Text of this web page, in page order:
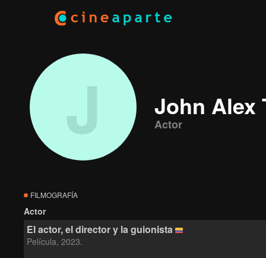
J John Alex
Actor
FILMOGRAFÍA
Actor
El actor, el director y la guionista
Película, 2023.